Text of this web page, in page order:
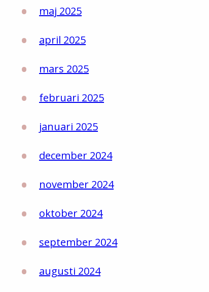
maj 2025
april 2025
mars 2025
februari 2025
januari 2025
december 2024
november 2024
oktober 2024
september 2024
augusti 2024